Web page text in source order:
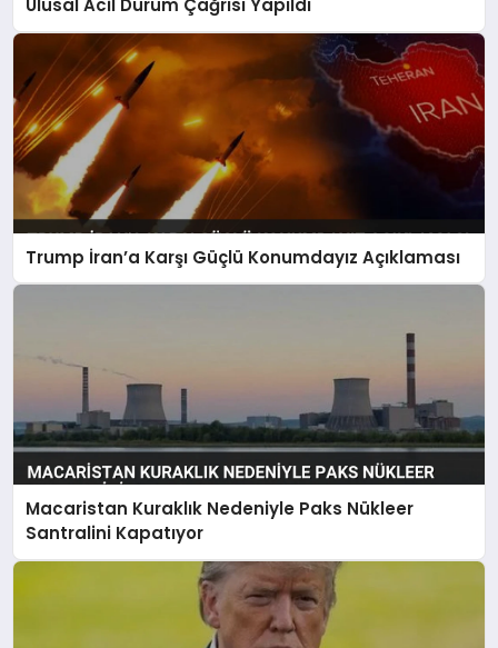
Ulusal Acil Durum Çağrısı Yapıldı
Trump İran’a Karşı Güçlü Konumdayız Açıklaması
Macaristan Kuraklık Nedeniyle Paks Nükleer
Santralini Kapatıyor